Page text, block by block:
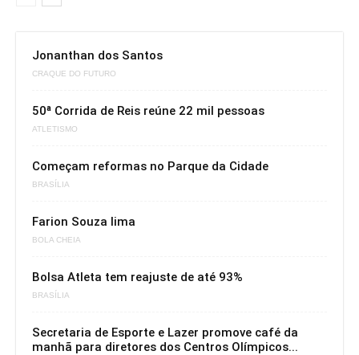
Jonanthan dos Santos
CRAQUE DO FUTURO
50ª Corrida de Reis reúne 22 mil pessoas
ATLETISMO
Começam reformas no Parque da Cidade
BRASÍLIA
Farion Souza lima
BOLA CHEIA
Bolsa Atleta tem reajuste de até 93%
BRASÍLIA
Secretaria de Esporte e Lazer promove café da
manhã para diretores dos Centros Olímpicos...